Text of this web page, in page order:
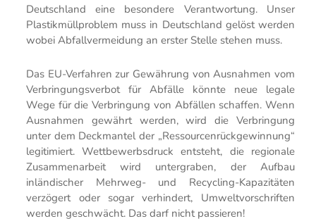
Deutschland eine besondere Verantwortung. Unser
Plastikmüllproblem muss in Deutschland gelöst werden
wobei Abfallvermeidung an erster Stelle stehen muss.
Das EU-Verfahren zur Gewährung von Ausnahmen vom
Verbringungsverbot für Abfälle könnte neue legale
Wege für die Verbringung von Abfällen schaffen. Wenn
Ausnahmen gewährt werden, wird die Verbringung
unter dem Deckmantel der „Ressourcenrückgewinnung“
legitimiert. Wettbewerbsdruck entsteht, die regionale
Zusammenarbeit wird untergraben, der Aufbau
inländischer Mehrweg- und Recycling-Kapazitäten
verzögert oder sogar verhindert, Umweltvorschriften
werden geschwächt. Das darf nicht passieren!